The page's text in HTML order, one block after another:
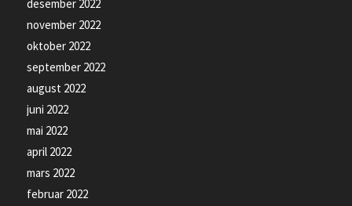
desember 2022
november 2022
oktober 2022
september 2022
august 2022
juni 2022
mai 2022
april 2022
mars 2022
februar 2022